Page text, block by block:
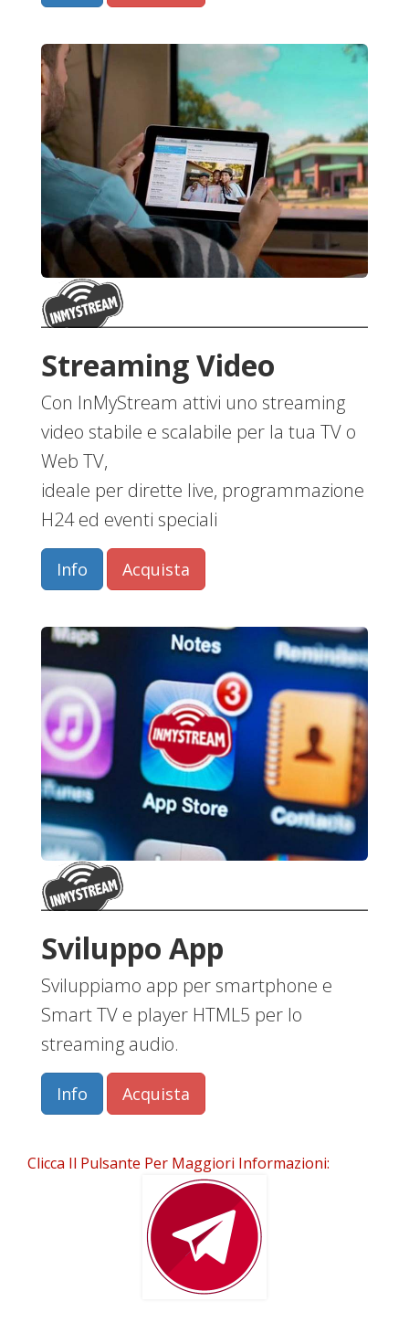
Streaming Video
Con InMyStream attivi uno streaming
video stabile e scalabile per la tua TV o
Web TV,
ideale per dirette live, programmazione
H24 ed eventi speciali
Info Acquista
Sviluppo App
Sviluppiamo app per smartphone e
Smart TV e player HTML5 per lo
streaming audio.
Info Acquista
Clicca Il Pulsante Per Maggiori Informazioni: